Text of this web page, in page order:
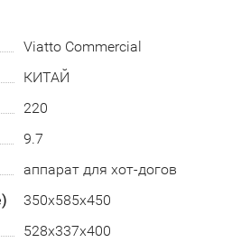
Viatto Commercial
КИТАЙ
220
9.7
аппарат для хот-догов
350х585х450
528х337х400